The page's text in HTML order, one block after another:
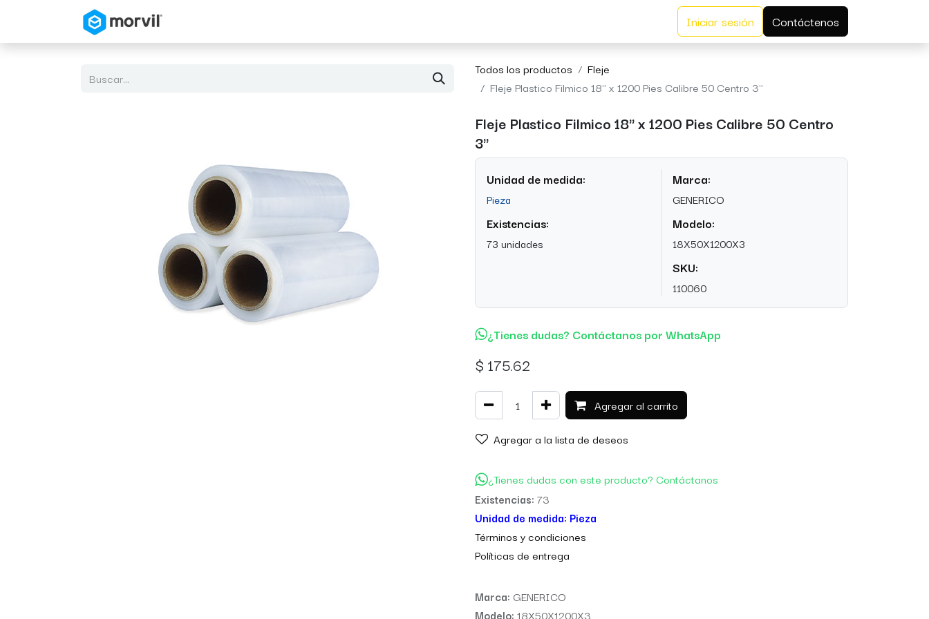
Iniciar sesión Contáctenos
Todos los productos
Fleje
Fleje Plastico Filmico 18" x 1200 Pies Calibre 50 Centro 3"
Fleje Plastico Filmico 18" x 1200 Pies Calibre 50 Centro
3"
Unidad de medida:
Pieza
Existencias:
73 unidades
Marca:
GENERICO
Modelo:
18X50X1200X3
SKU:
110060
¿Tienes dudas? Contáctanos por WhatsApp
$ 175.62
Agregar al carrito
Agregar a la lista de deseos
¿Tienes dudas con este producto? Contáctanos
Existencias: 73
Unidad de medida: Pieza
Términos y condiciones
Políticas de entrega
Marca: GENERICO
Modelo: 18X50X1200X3